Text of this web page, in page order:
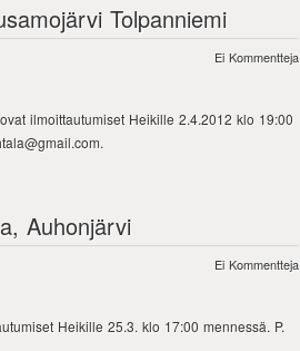
Tolpanniemi
Ei Kommentteja
ilmoittautumiset Heikille 2.4.2012 klo 19:00
Auhonjärvi
Ei Kommentteja
Heikille 25.3. klo 17:00 mennessä. P.